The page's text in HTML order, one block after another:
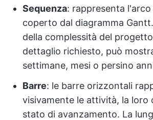
Sequenza: rappresenta
coperto dal diagramma
della complessità del
dettaglio richiesto, può
settimane, mesi o persino
Barre: le barre orizzontali
visivamente le attività, la loro
stato di avanzamento. La